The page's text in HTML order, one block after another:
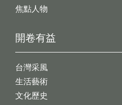
開卷有益
台灣采風
生活藝術
文化歷史
焦點人物